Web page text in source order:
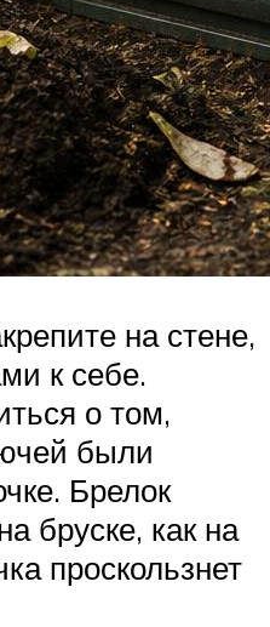
на стене,
к себе.
о том,
были
Брелок
бруске, как на
проскользнет